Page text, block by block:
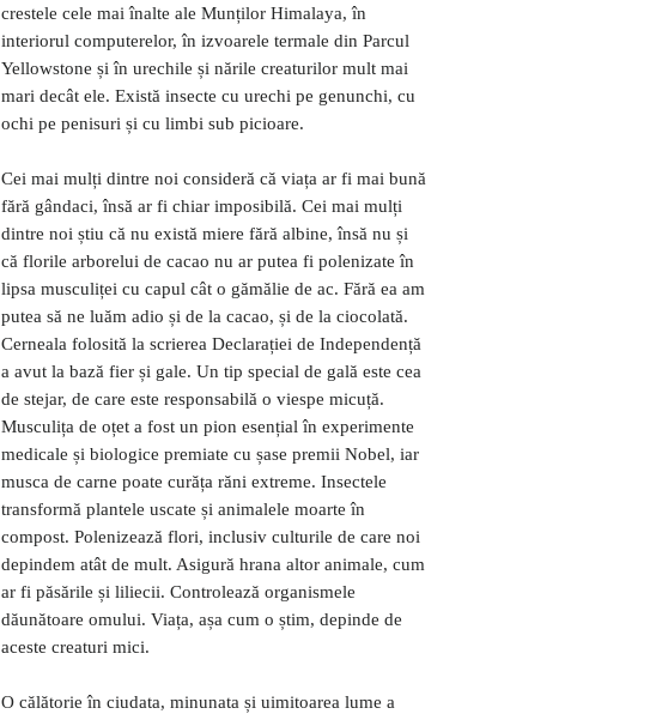
crestele cele mai înalte ale Munților Himalaya, în
interiorul computerelor, în izvoarele termale din Parcul
Yellowstone și în urechile și nările creaturilor mult mai
mari decât ele. Există insecte cu urechi pe genunchi, cu
ochi pe penisuri și cu limbi sub picioare.
Cei mai mulți dintre noi consideră că viața ar fi mai bună
fără gândaci, însă ar fi chiar imposibilă. Cei mai mulți
dintre noi știu că nu există miere fără albine, însă nu și
că florile arborelui de cacao nu ar putea fi polenizate în
lipsa musculiței cu capul cât o gămălie de ac. Fără ea am
putea să ne luăm adio și de la cacao, și de la ciocolată.
Cerneala folosită la scrierea Declarației de Independență
a avut la bază fier și gale. Un tip special de gală este cea
de stejar, de care este responsabilă o viespe micuță.
Musculița de oțet a fost un pion esențial în experimente
medicale și biologice premiate cu șase premii Nobel, iar
musca de carne poate curăța răni extreme. Insectele
transformă plantele uscate și animalele moarte în
compost. Polenizează flori, inclusiv culturile de care noi
depindem atât de mult. Asigură hrana altor animale, cum
ar fi păsările și liliecii. Controlează organismele
dăunătoare omului. Viața, așa cum o știm, depinde de
aceste creaturi mici.
O călătorie în ciudata, minunata și uimitoarea lume a